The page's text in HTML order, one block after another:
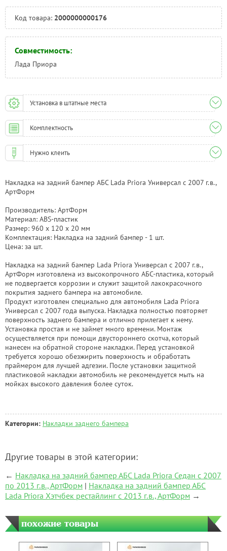
Код товара: 2000000000176
Совместимость:
Лада Приора
Установка в штатные места
Комплектность
Нужно клеить
Накладка на задний бампер АБС Lada Priora Универсал с 2007 г.в.,
АртФорм
Производитель: АртФорм
Материал: ABS-пластик
Размер: 960 х 120 х 20 мм
Комплектация: Накладка на задний бампер - 1 шт.
Цена: за шт.
Накладка на задний бампер Lada Priora Универсал с 2007 г.в.,
АртФорм изготовлена из высокопрочного АБС-пластика, который
не подвергается коррозии и служит защитой лакокрасочного
покрытия заднего бампера на автомобиле.
Продукт изготовлен специально для автомобиля Lada Priora
Универсал с 2007 года выпуска. Накладка полностью повторяет
поверхность заднего бампера и отлично прилегает к нему.
Установка простая и не займет много времени. Монтаж
осуществляется при помощи двустороннего скотча, который
нанесен на обратной стороне накладки. Перед установкой
требуется хорошо обезжирить поверхность и обработать
праймером для лучшей адгезии. После установки защитной
пластиковой накладки автомобиль не рекомендуется мыть на
мойках высокого давления более суток.
Категории: Накладки заднего бампера
Другие товары в этой категории:
← Накладка на задний бампер АБС Lada Priora Седан с 2007
по 2013 г.в., АртФорм | Накладка на задний бампер АБС
Lada Priora Хэтчбек рестайлинг с 2013 г.в., АртФорм →
похожие товары